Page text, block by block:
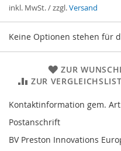
inkl. MwSt. / zzgl.Versand
Produkte
-
Keine Optionen stehen für
ZUR
ZUR
Kontaktinformation gem. Art.
Postanschrift
BV Preston Innovations